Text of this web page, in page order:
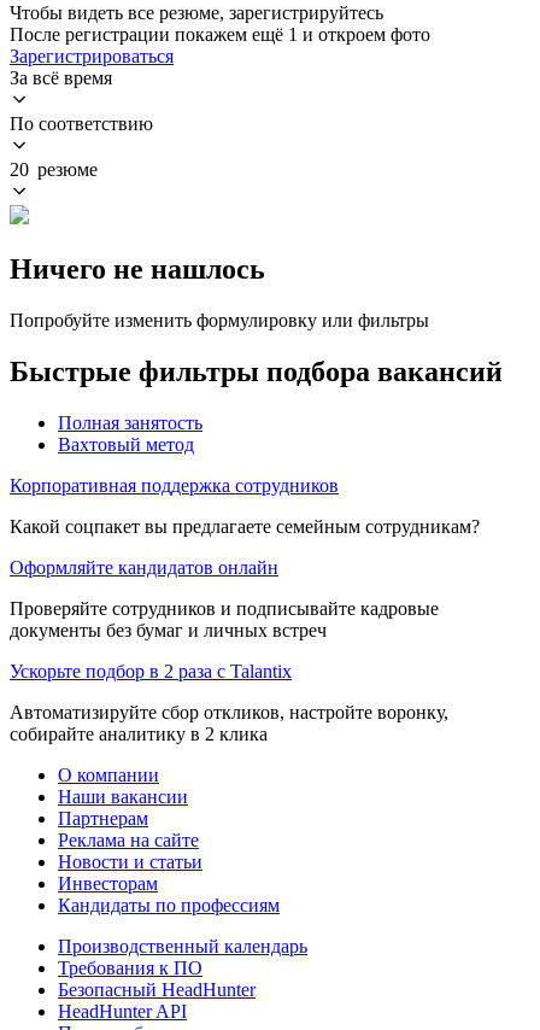
Чтобы видеть все резюме, зарегистрируйтесь
После регистрации покажем ещё 1 и откроем фото
Зарегистрироваться
За всё время
По соответствию
20 резюме
Ничего не нашлось
Попробуйте изменить формулировку или фильтры
Быстрые фильтры подбора вакансий
Полная занятость
Вахтовый метод
Корпоративная поддержка сотрудников
Какой соцпакет вы предлагаете семейным сотрудникам?
Оформляйте кандидатов онлайн
Проверяйте сотрудников и подписывайте кадровые
документы без бумаг и личных встреч
Ускорьте подбор в 2 раза с Talantix
Автоматизируйте сбор откликов, настройте воронку,
собирайте аналитику в 2 клика
О компании
Наши вакансии
Партнерам
Реклама на сайте
Новости и статьи
Инвесторам
Кандидаты по профессиям
Производственный календарь
Требования к ПО
Безопасный HeadHunter
HeadHunter API